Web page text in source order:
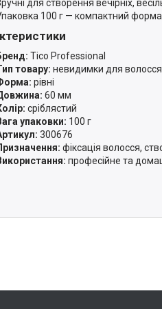
для створення вечірніх,
100 г — компактний
Tico Professional
товару: невидимки для волосся
рівні
60 мм
сріблястий
упаковки: 100 г
300676
фіксація волосся,
професійне та